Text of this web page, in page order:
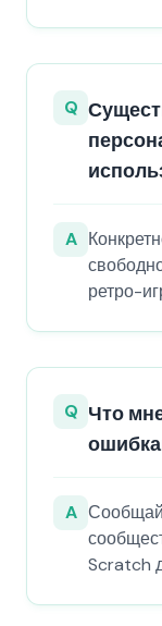
Q
A
ретро-
Q Что
A
Scratch